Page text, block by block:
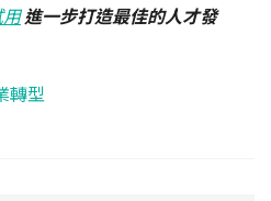
進一步打造最佳的人才發
轉型